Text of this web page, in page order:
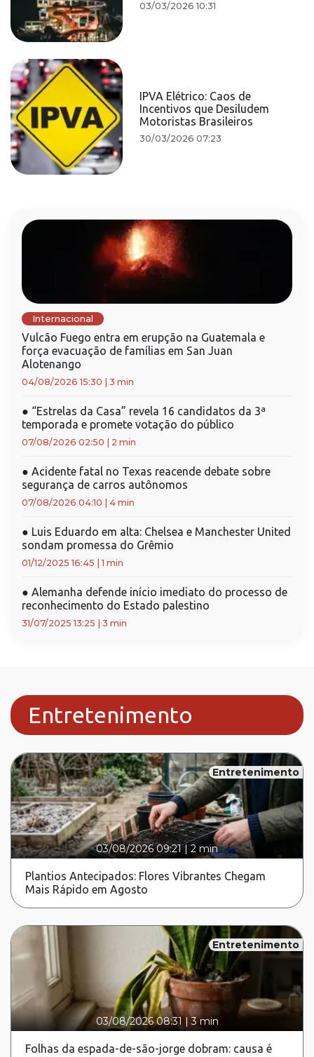
03/03/2026 10:31
IPVA Elétrico: Caos de
Incentivos que Desiludem
Motoristas Brasileiros
30/03/2026 07:23
Internacional
Vulcão Fuego entra em erupção na Guatemala e
força evacuação de famílias em San Juan
Alotenango
04/08/2026 15:30 3 min
● “Estrelas da Casa” revela 16 candidatos da 3ª
temporada e promete votação do público
07/08/2026 02:50 2 min
● Acidente fatal no Texas reacende debate sobre
segurança de carros autônomos
07/08/2026 04:10 4 min
● Luis Eduardo em alta: Chelsea e Manchester United
sondam promessa do Grêmio
01/12/2025 16:45 |1 min
● Alemanha defende início imediato do processo de
reconhecimento do Estado palestino
31/07/2025 13:25 3 min
Entretenimento
Entretenimento
03/08/2026 09:21|2 min
Plantios Antecipados: Flores Vibrantes Chegam
Mais Rápido em Agosto
Entretenimento
03/08/2026 08:31 |3 min
Folhas da espada-de-são-jorge dobram: causa é